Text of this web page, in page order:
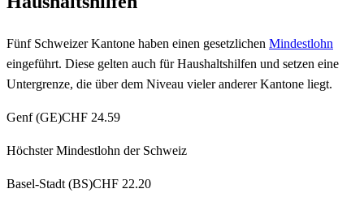
Fünf Schweizer Kantone haben einen gesetzlichen Mindestlohn
eingeführt. Diese gelten auch für Haushaltshilfen und setzen eine
Untergrenze, die über dem Niveau vieler anderer Kantone liegt.
Genf (GE)CHF 24.59
Höchster Mindestlohn der Schweiz
Basel-Stadt (BS)CHF 22.20